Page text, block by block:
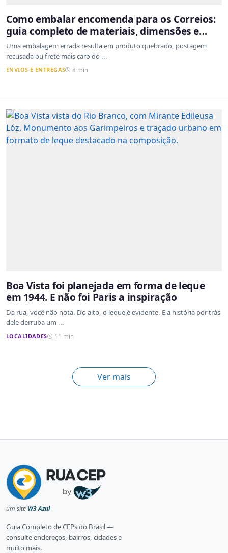
Como embalar encomenda para os Correios:
guia completo de materiais, dimensões e
proteção
Uma embalagem errada resulta em produto quebrado, postagem
recusada ou frete mais caro do ...
ENVIOS E ENTREGAS 8 min
Boa Vista foi planejada em forma de leque
em 1944. E não foi Paris a inspiração
Da rua, você não nota. Do alto, o leque é evidente. E a história por trás
dele derruba um ...
LOCALIDADES 11 min
Ver mais
um site W3 Azul
Guia Completo de CEPs do Brasil —
consulte endereços, bairros, cidades e
muito mais.